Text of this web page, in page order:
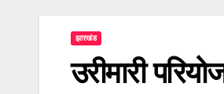
झारखंड
उरीमारी